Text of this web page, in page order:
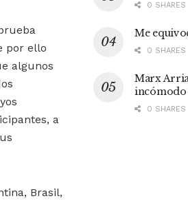
por ello
algunos
a
Brasil,
0 SHARES
Me
0 SHARES
Marx
incómodo
0 SHARES